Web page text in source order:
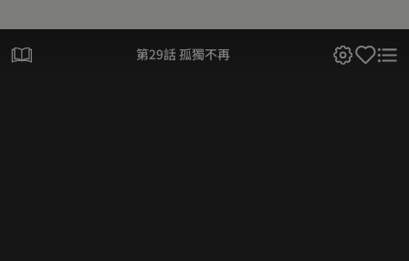
第29話 孤獨不再